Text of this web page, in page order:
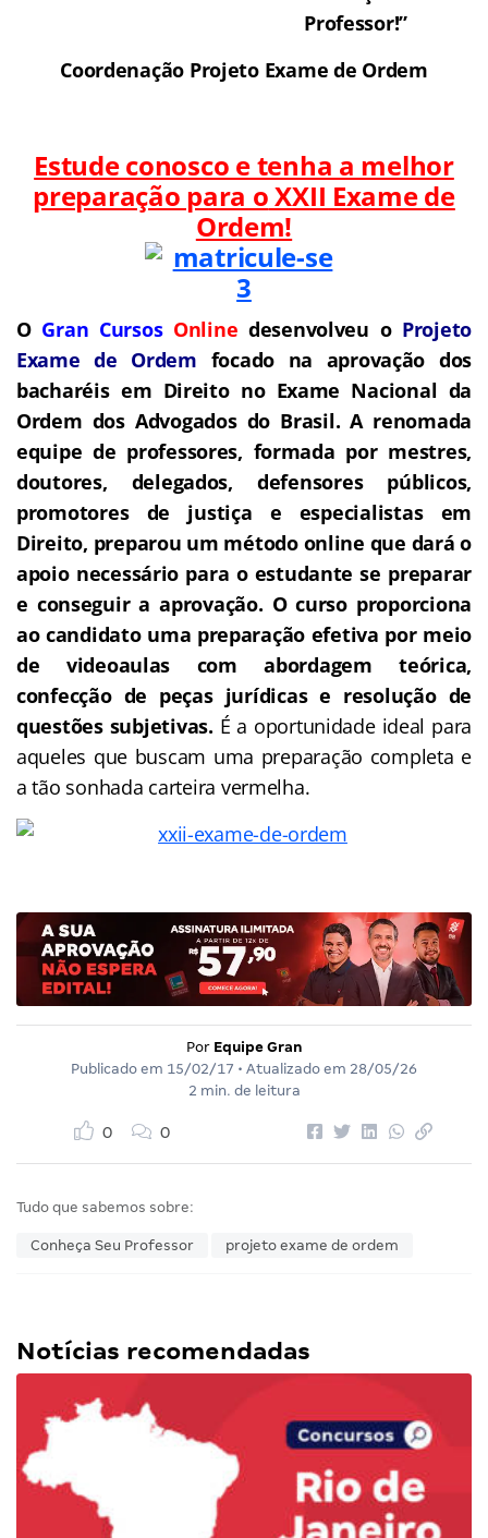
Professor!”
Coordenação Projeto Exame de Ordem
Estude conosco e tenha a melhor
preparação para oXXII Exame de
Ordem!
O Gran Cursos Online desenvolveu o Projeto
Exame de Ordem focado na aprovação dos
bacharéis em Direito no Exame Nacional da
Ordem dos Advogados do Brasil. A renomada
equipe de professores, formada por mestres,
doutores, delegados, defensores públicos,
promotores de justiça e especialistas em
Direito, preparou um método online que dará o
apoio necessário para o estudante se preparar
e conseguir a aprovação. O curso proporciona
ao candidato uma preparação efetiva por meio
de videoaulas com abordagem teórica,
confecção de peças jurídicas e resolução de
questões subjetivas. É a oportunidade ideal para
aqueles que buscam uma preparação completa e
a tão sonhada carteira vermelha.
Por Equipe Gran
Publicado em 15/02/17 • Atualizado em 28/05/26
2 min. de leitura
0 0
Tudo que sabemos sobre:
Conheça Seu Professor projeto exame de ordem
Notícias recomendadas